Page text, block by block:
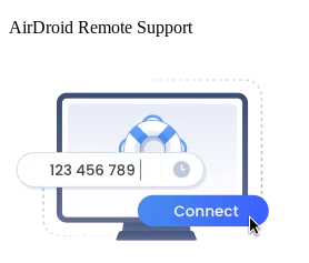
AirDroid Remote Support